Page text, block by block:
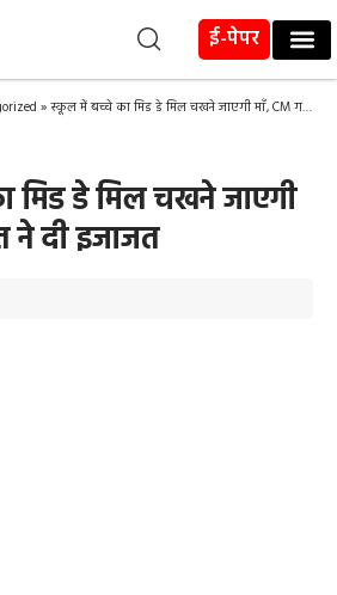
ई-पेपर
»स्कूल में बच्चे का मिड डे मिल चखने जाएगी मॉं, CM गहलोत ने दी इजाजत
डे मिल चखने जाएगी
ने दी इजाजत